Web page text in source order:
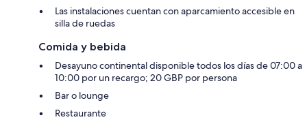
Las instalaciones cuentan con aparcamiento accesible en
silla de ruedas
Comida y bebida
Desayuno continental disponible todos los días de 07:00 a
10:00 por un recargo; 20 GBP por persona
Bar o lounge
Restaurante